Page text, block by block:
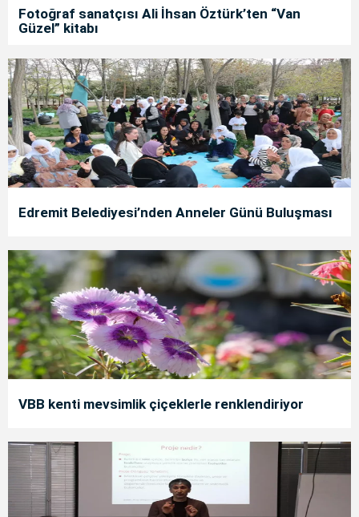
Fotoğraf sanatçısı Ali İhsan Öztürk’ten “Van
Güzel” kitabı
Edremit Belediyesi’nden Anneler Günü Buluşması
VBB kenti mevsimlik çiçeklerle renklendiriyor